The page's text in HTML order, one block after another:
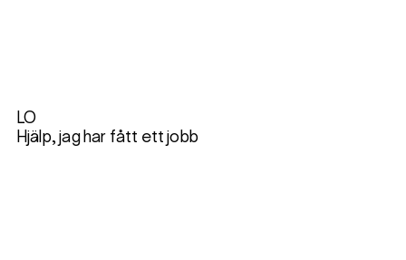
LO
Hjälp, jag har fått ett jobb